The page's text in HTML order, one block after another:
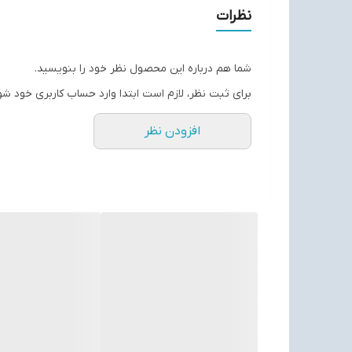
ساخت ویتنام سایز بندی 40 تا 45
بهترین‌کیفیت و قیمت موجود در بازار
نظرات
شما هم درباره این محصول نظر خود را بنویسید.
برای ثبت نظر، لازم است ابتدا وارد حساب کاربری خود
افزودن نظر